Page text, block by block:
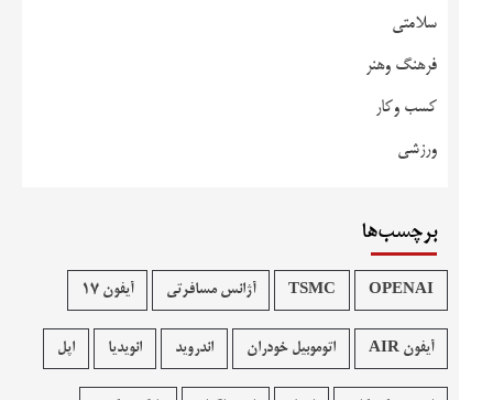
سلامتی
فرهنگ وهنر
کسب وکار
ورزشی
برچسب‌ها
OPENAI
TSMC آژانس مسافرتی آیفون 17
آیفون AIR اتوموبیل خودران اندروید انویدیا اپل